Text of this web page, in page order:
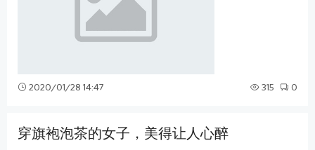
2020/01/28 14:47 315 0
穿旗袍泡茶的女子，美得让人心醉